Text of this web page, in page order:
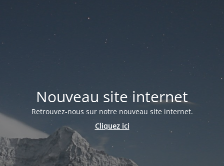
Nouveau site internet
Retrouvez-nous sur notre nouveau site internet.
Cliquez ici